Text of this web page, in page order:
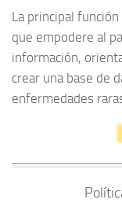
La principal
que empodere al
información,
crear una base de
enfermedades